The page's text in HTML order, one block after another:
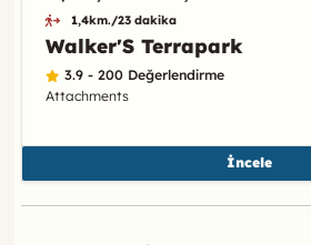
1,4km./23 dakika
Walker'S Terrapark
3.9 - 200 Değerlendirme
Attachments
İncele